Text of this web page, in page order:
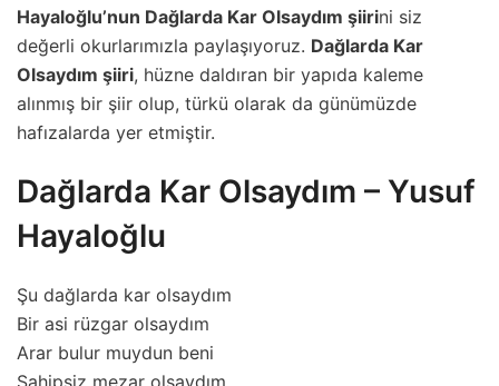
Hayaloğlu’nun Dağlarda Kar Olsaydım şiirini siz
değerli okurlarımızla paylaşıyoruz. Dağlarda Kar
Olsaydım şiiri, hüzne daldıran bir yapıda kaleme
alınmış bir şiir olup, türkü olarak da günümüzde
hafızalarda yer etmiştir.
Dağlarda Kar Olsaydım – Yusuf
Hayaloğlu
Şu dağlarda kar olsaydım
Bir asi rüzgar olsaydım
Arar bulur muydun beni
Sahipsiz mezar olsaydım